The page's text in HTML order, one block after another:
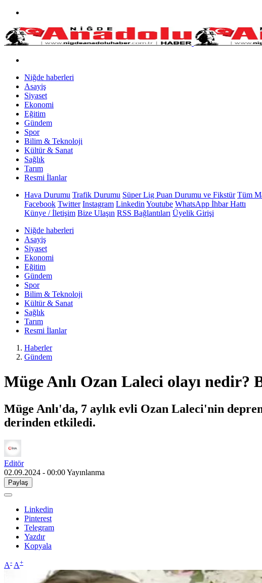
Niğde haberleri
Asayiş
Siyaset
Ekonomi
Eğitim
Gündem
Spor
Bilim & Teknoloji
Kültür & Sanat
Sağlık
Tarım
Resmi İlanlar
Hava Durumu Trafik Durumu Süper Lig Puan Durumu ve Fikstür Tüm
Facebook Twitter Instagram Linkedin Youtube WhatsApp İhbar Hattı
Künye / İletişim Bize Ulaşın RSS Bağlantıları Üyelik Girişi
Niğde haberleri
Asayiş
Siyaset
Ekonomi
Eğitim
Gündem
Spor
Bilim & Teknoloji
Kültür & Sanat
Sağlık
Tarım
Resmi İlanlar
Haberler
Gündem
Müge Anlı Ozan Laleci olayı nedir?
Müge Anlı'da, 7 aylık evli Ozan Laleci'nin
derinden etkiledi.
Editör
02.09.2024 - 00:00Yayınlanma
Paylaş
Linkedin
Pinterest
Telegram
Yazdır
Kopyala
A- A+